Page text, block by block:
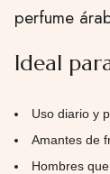
perfume
Ideal
Uso diario y
Amantes de
Hombres